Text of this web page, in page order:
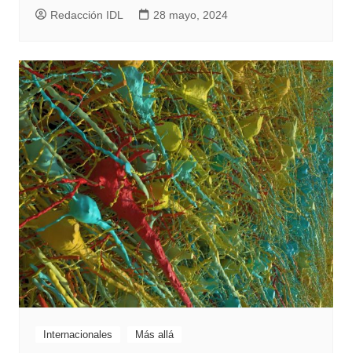
Redacción IDL 28 mayo, 2024
Internacionales Más allá